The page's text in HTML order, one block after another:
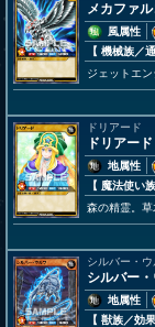
メカファ
風属性
【 機械族／
ジェットエ
ドリアード
ドリアード
地属性
【 魔法使い族
森の精霊。草
シルバー・ウ
シルバー
地属性
【 獣族／効果